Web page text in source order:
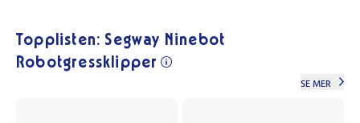
Topplisten: Segway Ninebot
Robotgressklipper
SE MER